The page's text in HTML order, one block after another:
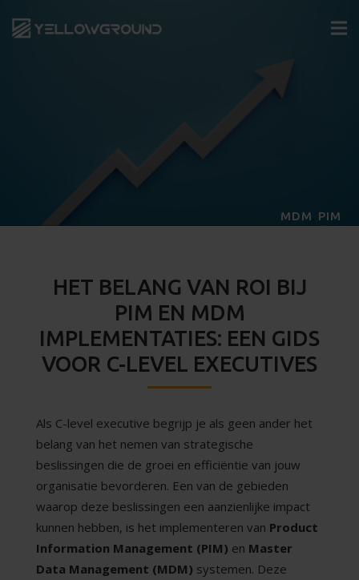
MDM PIM
HET BELANG VAN ROI BIJ
PIM EN MDM
IMPLEMENTATIES: EEN GIDS
VOOR C-LEVEL EXECUTIVES
Als C-level executive begrijp je als geen ander het
belang van het nemen van strategische
beslissingen die de groei en efficiëntie van jouw
organisatie bevorderen. Een van de gebieden
waarop deze beslissingen een aanzienlijke impact
kunnen hebben, is het implementeren van Product
Information Management (PIM) en Master
Data Management (MDM) systemen. Deze